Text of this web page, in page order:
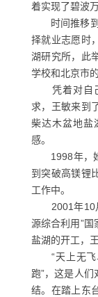
着实现了碧波
时间推移到
择就业志愿时
湖研究所，此
学校和北京市的
凭着对自己
求，王敏来到
柴达木盆地盐
感。
1998年，她
到突破高镁锂
工作中。
2001年10月
源综合利用”
盐湖的开工，
“天上无飞
跑”，这是人
结。在踏上东